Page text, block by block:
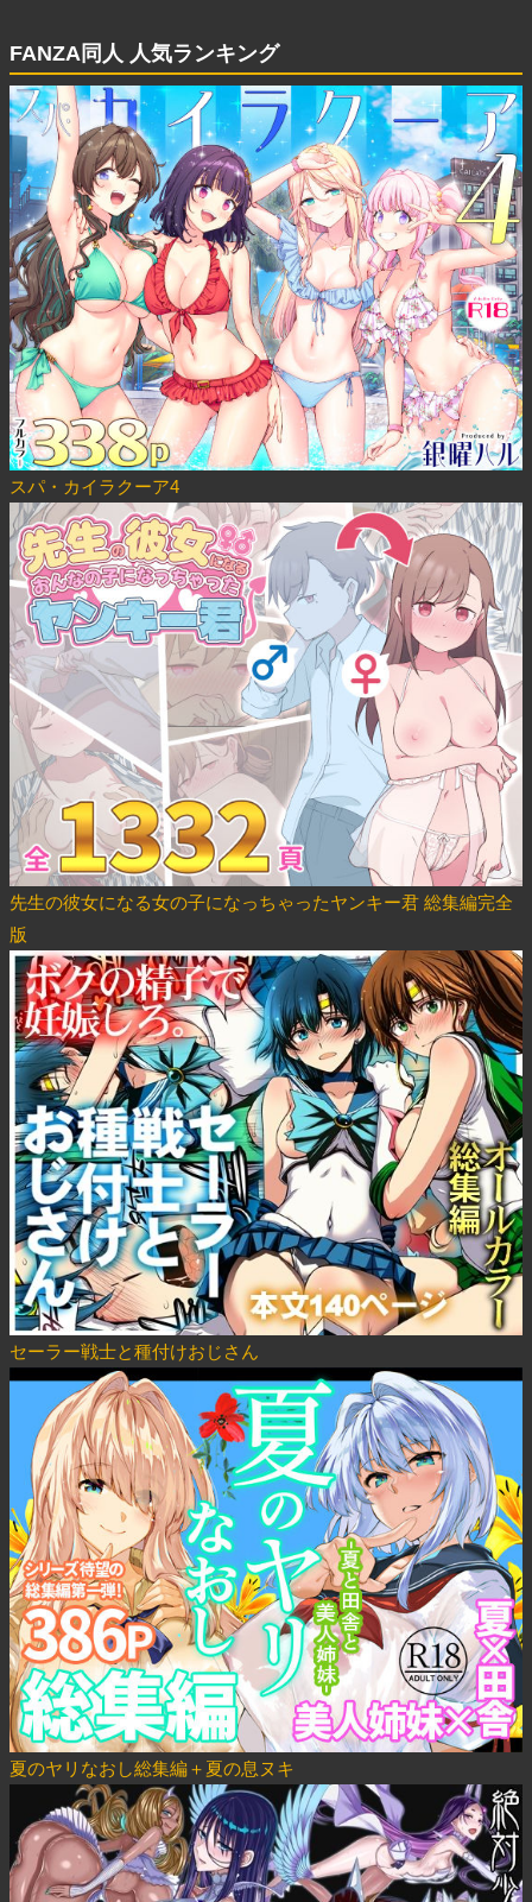
FANZA同人 人気ランキング
スパ・カイラクーア4
先生の彼女になる女の子になっちゃったヤンキー君 総集編完全
版
セーラー戦士と種付けおじさん
夏のヤリなおし総集編＋夏の息ヌキ